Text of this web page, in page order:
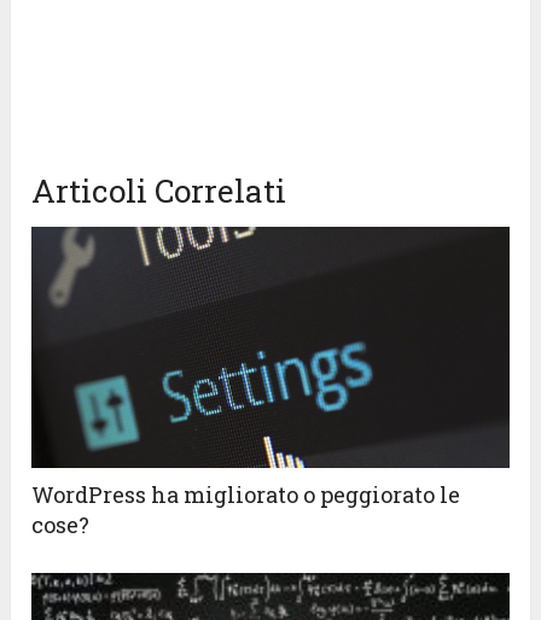
Articoli Correlati
WordPress ha migliorato o peggiorato le
cose?